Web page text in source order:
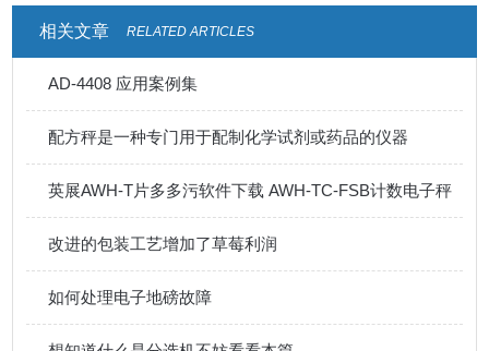
相关文章 RELATED ARTICLES
AD-4408 应用案例集
配方秤是一种专门用于配制化学试剂或药品的仪器
英展AWH-T片多多污软件下载 AWH-TC-FSB计数电子秤
改进的包装工艺增加了草莓利润
如何处理电子地磅故障